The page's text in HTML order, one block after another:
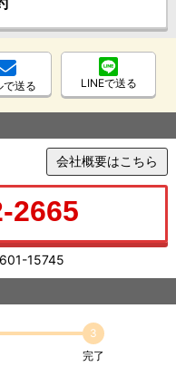
で送る LINEで送る
会社概要はこちら
2665
15745
3
完了